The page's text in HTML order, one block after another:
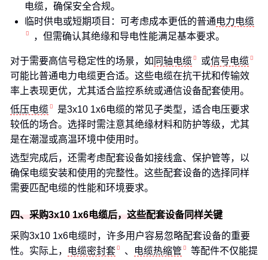
电缆，确保安全合规。
临时供电或短期项目：可考虑成本更低的普通电力电缆
，但需确认其绝缘和导电性能满足基本要求。
对于需要高信号稳定性的场景，如 同轴电缆 或信号电缆
可能比普通电力电缆更合适。这些电缆在抗干扰和传输效
率上表现更优，尤其适合监控系统或通信设备配套使用。
低压电缆
是3x10 1x6电缆的常见子类型，适合电压要求
较低的场合。选择时需注意其绝缘材料和防护等级，尤其
是在潮湿或高温环境中使用时。
选型完成后，还需考虑配套设备如接线盒、保护管等，以
确保电缆安装和使用的完整性。这些配套设备的选择同样
需要匹配电缆的性能和环境要求。
四、采购3x10 1x6电缆后，这些配套设备同样关键
采购3x10 1x6电缆时，许多用户容易忽略配套设备的重要
性。实际上，
电缆密封套 、 电缆热缩管
等配件不仅能提